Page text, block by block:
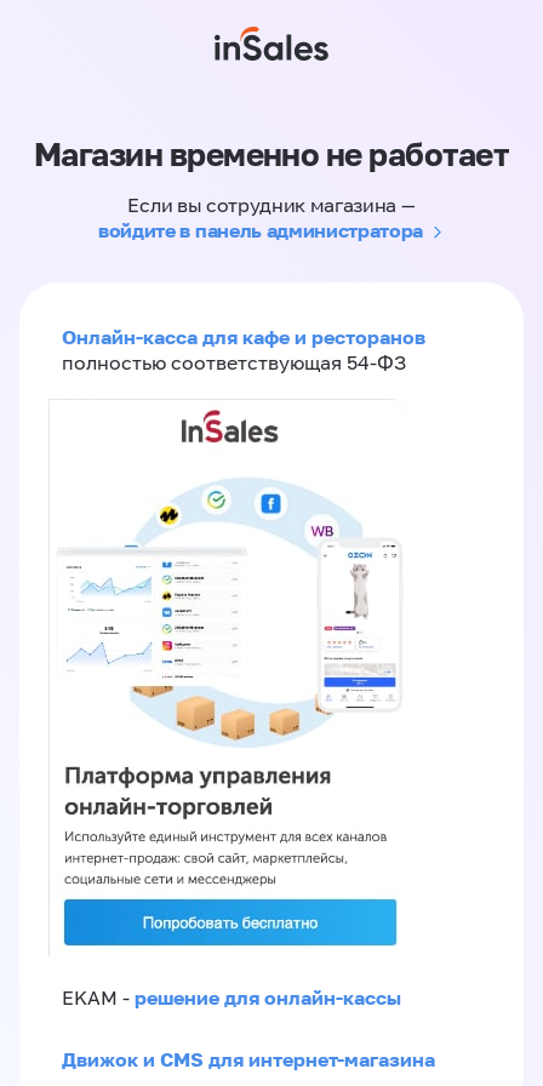
Магазин временно не работает
Если вы сотрудник магазина —
войдите в панель администратора
Онлайн-касса для кафе и ресторанов
полностью соответствующая 54-ФЗ
EKAM - решение для онлайн-кассы
Движок и CMS для интернет-магазина